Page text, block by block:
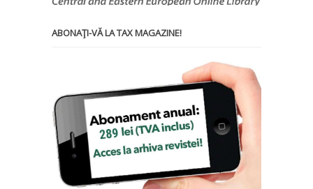
ABONAŢI-VĂ LA TAX MAGAZINE!